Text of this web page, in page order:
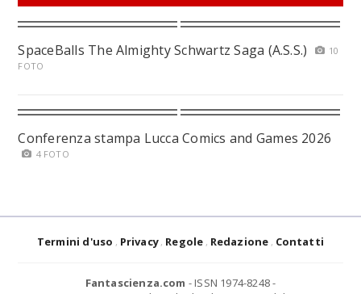
SpaceBalls The Almighty Schwartz Saga (A.S.S.)
10
FOTO
Conferenza stampa Lucca Comics and Games 2026
4 FOTO
Termini d'uso Privacy Regole Redazione Contatti
Fantascienza.com - ISSN 1974-8248 -